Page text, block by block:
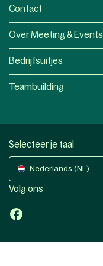
Contact
Over Meeting & Events
Bedrijfsuitjes
Teambuilding
Selecteer je taal
Nederlands (NL)
Volg ons